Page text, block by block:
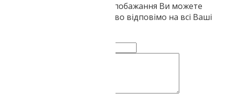
Ваші питання, зауваження і побажання Ви можете
залишити тут. Ми обов'язково відповімо на всі Ваші